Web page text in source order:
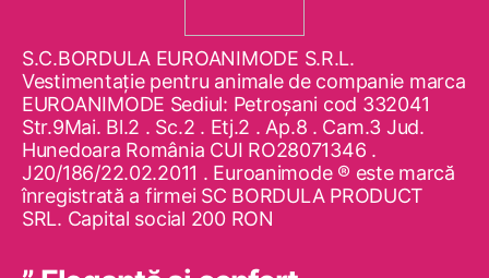
S.C.BORDULA EUROANIMODE S.R.L.
Vestimentaţie pentru animale de companie marca
EUROANIMODE Sediul: Petroşani cod 332041
Str.9Mai. Bl.2 . Sc.2 . Etj.2 . Ap.8 . Cam.3 Jud.
Hunedoara România CUI RO28071346 .
J20/186/22.02.2011 . Euroanimode ® este marcă
înregistrată a firmei SC BORDULA PRODUCT
SRL. Capital social 200 RON